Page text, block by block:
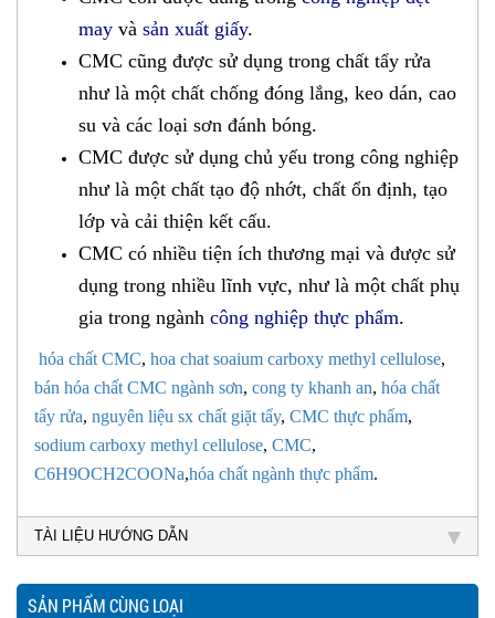
may và sản xuất giấy.
CMC cũng được sử dụng trong chất tẩy rửa
như là một chất chống đóng lắng, keo dán, cao
su và các loại sơn đánh bóng.
CMC được sử dụng chủ yếu trong công nghiệp
như là một chất tạo độ nhớt, chất ổn định, tạo
lớp và cải thiện kết cấu.
CMC có nhiều tiện ích thương mại và được sử
dụng trong nhiều lĩnh vực, như là một chất phụ
gia trong ngành công nghiệp thực phẩm.
hóa chất CMC, hoa chat soaium carboxy methyl cellulose,
bán hóa chất CMC ngành sơn, cong ty khanh an, hóa chất
tẩy rửa, nguyên liệu sx chất giặt tẩy, CMC thực phẩm,
sodium carboxy methyl cellulose, CMC,
C6H9OCH2COONa,hóa chất ngành thực phẩm.
TÀI LIỆU HƯỚNG DẪN
SẢN PHẨM CÙNG LOẠI